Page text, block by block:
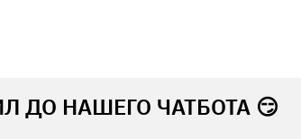
ДО НАШЕГО ЧАТБОТА 😏